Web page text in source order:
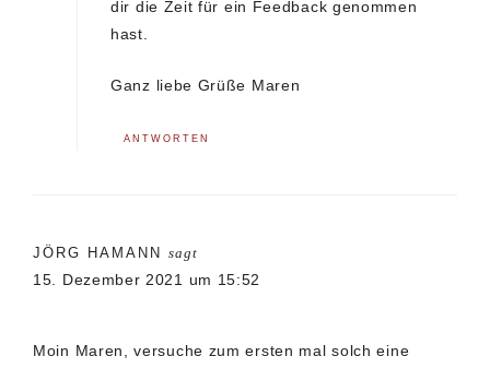
dir die Zeit für ein Feedback genommen
hast.
Ganz liebe Grüße Maren
ANTWORTEN
JÖRG HAMANN sagt
15. Dezember 2021 um 15:52
Moin Maren, versuche zum ersten mal solch eine